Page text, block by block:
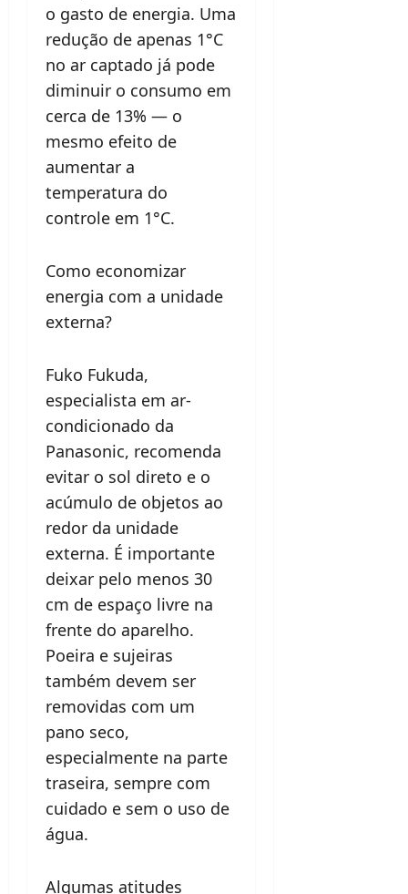
o gasto de energia. Uma
redução de apenas 1°C
no ar captado já pode
diminuir o consumo em
cerca de 13% — o
mesmo efeito de
aumentar a
temperatura do
controle em 1°C.
Como economizar
energia com a unidade
externa?
Fuko Fukuda,
especialista em ar-
condicionado da
Panasonic, recomenda
evitar o sol direto e o
acúmulo de objetos ao
redor da unidade
externa. É importante
deixar pelo menos 30
cm de espaço livre na
frente do aparelho.
Poeira e sujeiras
também devem ser
removidas com um
pano seco,
especialmente na parte
traseira, sempre com
cuidado e sem o uso de
água.
Algumas atitudes